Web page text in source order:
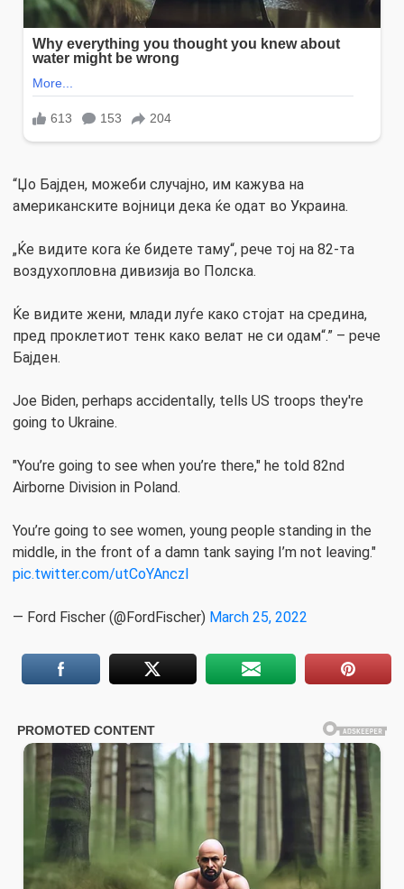
“Џо Бајден, можеби случајно, им кажува на
американските војници дека ќе одат во Украина.
„Ќе видите кога ќе бидете таму“, рече тој на 82-та
воздухопловна дивизија во Полска.
Ќе видите жени, млади луѓе како стојат на средина,
пред проклетиот тенк како велат не си одам“.” – рече
Бајден.
Joe Biden, perhaps accidentally, tells US troops they're
going to Ukraine.
"You’re going to see when you’re there," he told 82nd
Airborne Division in Poland.
You’re going to see women, young people standing in the
middle, in the front of a damn tank saying I’m not leaving."
pic.twitter.com/utCoYAnczI
— Ford Fischer (@FordFischer) March 25, 2022